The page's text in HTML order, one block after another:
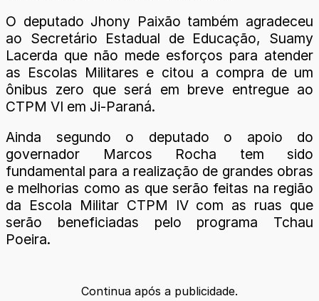
O deputado Jhony Paixão também agradeceu
ao Secretário Estadual de Educação, Suamy
Lacerda que não mede esforços para atender
as Escolas Militares e citou a compra de um
ônibus zero que será em breve entregue ao
CTPM VI em Ji-Paraná.
Ainda segundo o deputado o apoio do
governador Marcos Rocha tem sido
fundamental para a realização de grandes obras
e melhorias como as que serão feitas na região
da Escola Militar CTPM IV com as ruas que
serão beneficiadas pelo programa Tchau
Poeira.
Continua após a publicidade.